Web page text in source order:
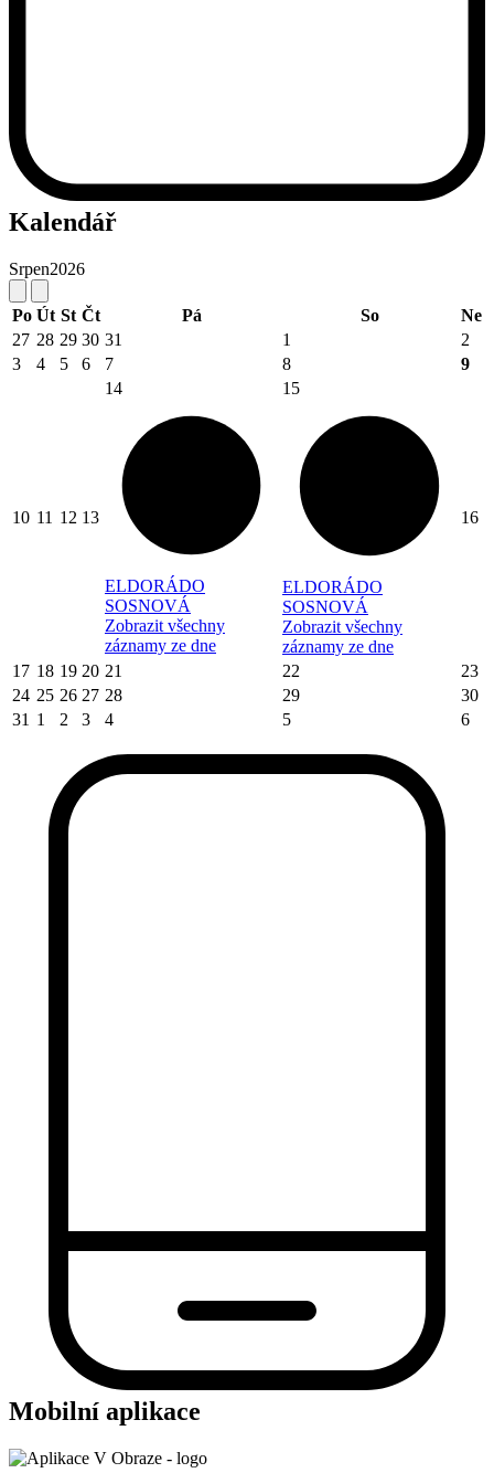
Kalendář
Srpen2026
Po Út St Čt Pá So
Ne
27 28 29 30 31 1
2
3
4 5 6 7 8 9
10 11 12 13
14
ELDORÁDO
SOSNOVÁ
Zobrazit všechny
záznamy ze dne
15
ELDORÁDO
SOSNOVÁ
Zobrazit všechny
záznamy ze dne
16
17 18 19 20 21 22
23
24 25 26 27 28 29
30
31 1 2 3 4 5 6
Mobilní aplikace